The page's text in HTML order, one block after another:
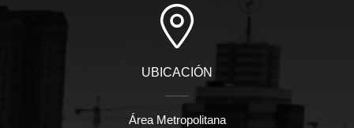
UBICACIÓN
Área Metropolitana